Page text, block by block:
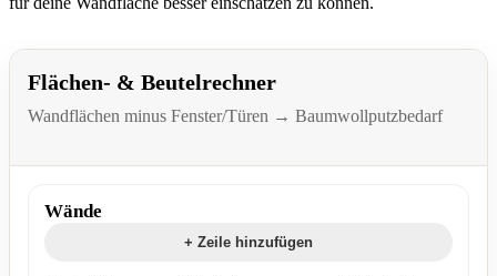
Flächen- & Beutelrechner
Wandflächen minus Fenster/Türen → Baumwollputzbedarf
Wände
+ Zeile hinzufügen